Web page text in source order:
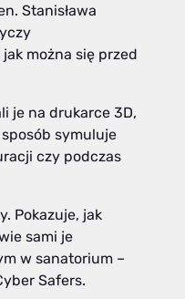
Stanisława
można się przed
je na drukarce 3D,
symuluje
czy podczas
Pokazuje, jak
sami je
w sanatorium –
Safers.